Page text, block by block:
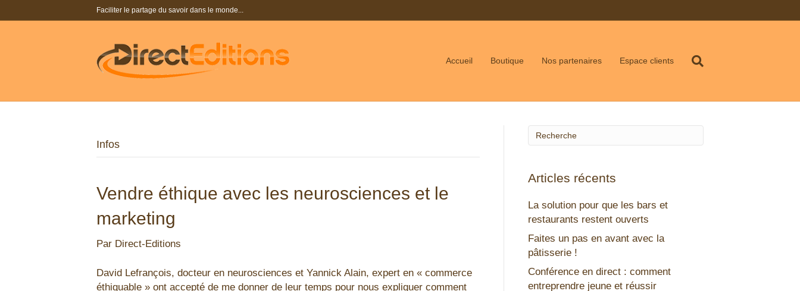
Faciliter le partage du savoir dans le monde...
Accueil Boutique Nos partenaires Espace clients
Infos
Vendre éthique avec les neurosciences et le
marketing
Par Direct-Editions
David Lefrançois, docteur en neurosciences et Yannick Alain, expert en « commerce
éthiquable » ont accepté de me donner de leur temps pour nous expliquer comment
Articles récents
La solution pour que les bars et
restaurants restent ouverts
Faites un pas en avant avec la
pâtisserie !
Conférence en direct : comment
entreprendre jeune et réussir